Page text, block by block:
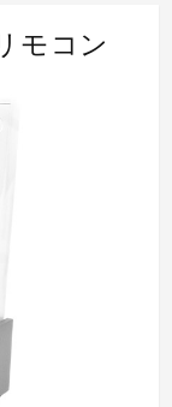
モコン